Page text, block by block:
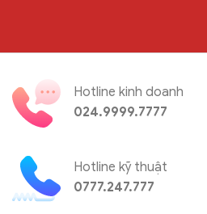
Hotline kinh doanh
024.9999.7777
Hotline kỹ thuật
0777.247.777